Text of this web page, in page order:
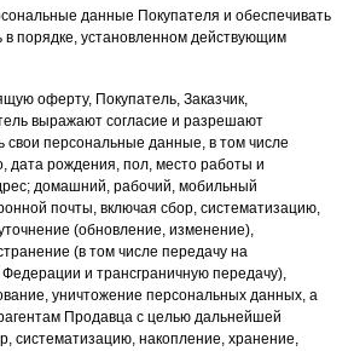
данные Покупателя и обеспечивать
в порядке, установленном действующим
оферту, Покупатель, Заказчик,
выражают согласие и разрешают
свои персональные данные, в том числе
дата рождения, пол, место работы и
домашний, рабочий, мобильный
почты, включая сбор, систематизацию,
(обновление, изменение),
(в том числе передачу на
и трансграничную передачу),
уничтожение персональных данных, а
Продавца с целью дальнейшей
систематизацию, накопление, хранение,